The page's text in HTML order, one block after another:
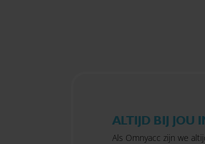
ALTIJD BIJ JOU
Als Omnyacc zijn we